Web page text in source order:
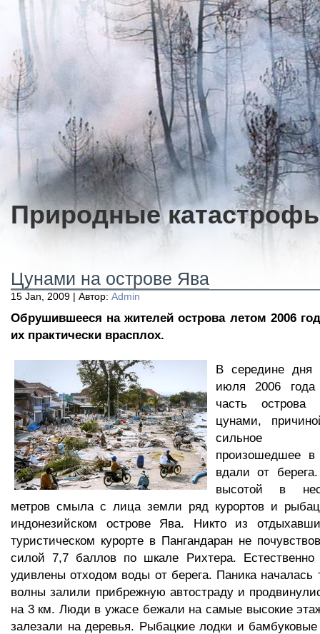
Природные
Цунами на острове Ява
15 Jan, 2009 | Автор: Admin
Обрушившееся на жителей острова летом 2006
их практически врасплох.
В середине дня
июля 2006 года
часть острова
цунами,
сильное
произошедшее
вдали от
высотой в
метров смыла с лица земли ряд курортов и
индонезийском острове Ява. Никто из
туристическом курорте в Пангандаран не
силой 7,7 баллов по шкале Рихтера.
удивлены отходом воды от берега. Паника началась
волны залили прибрежную автостраду и
на 3 км. Люди в ужасе бежали на самые высокие
залезали на деревья. Рыбацкие лодки и